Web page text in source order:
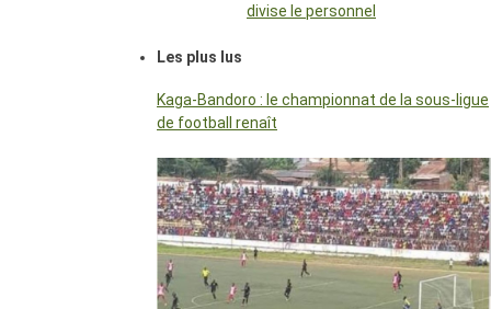
divise le personnel
Les plus lus
Kaga-Bandoro : le championnat de la sous-ligue
de football renaît